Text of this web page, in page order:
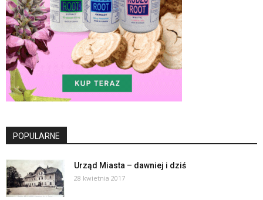
POPULARNE
Urząd Miasta – dawniej i dziś
28 kwietnia 2017